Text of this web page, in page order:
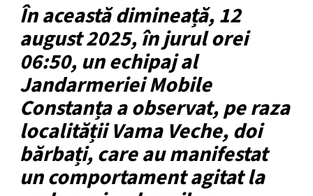
În această dimineață, 12
august 2025, în jurul orei
06:50, un echipaj al
Jandarmeriei Mobile
Constanța a observat, pe raza
localității Vama Veche, doi
bărbați, care au manifestat
un comportament agitat la